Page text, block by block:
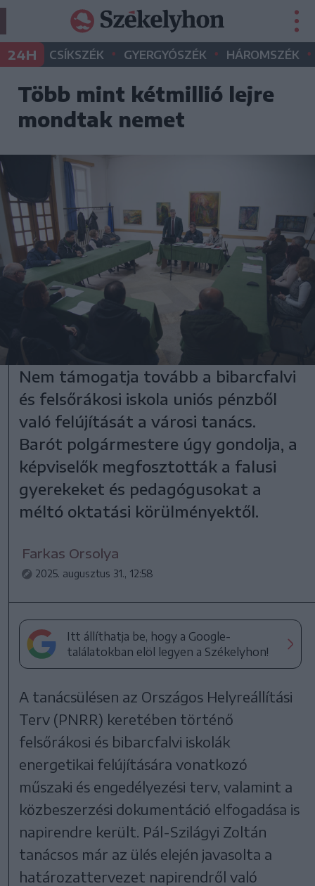
24H CSÍKSZÉK • GYERGYÓSZÉK • HÁROMSZÉK •
Több mint kétmillió lejre
mondtak nemet
Nem támogatja tovább a bibarcfalvi
és felsőrákosi iskola uniós pénzből
való felújítását a városi tanács.
Barót polgármestere úgy gondolja, a
képviselők megfosztották a falusi
gyerekeket és pedagógusokat a
méltó oktatási körülményektől.
Farkas Orsolya
2025. augusztus 31., 12:58
Itt állíthatja be, hogy a Google-
találatokban elöl legyen a Székelyhon!
A tanácsülésen az Országos Helyreállítási
Terv (PNRR) keretében történő
felsőrákosi és bibarcfalvi iskolák
energetikai felújítására vonatkozó
műszaki és engedélyezési terv, valamint a
közbeszerzési dokumentáció elfogadása is
napirendre került. Pál-Szilágyi Zoltán
tanácsos már az ülés elején javasolta a
határozattervezet napirendről való